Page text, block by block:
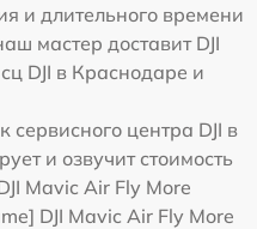
и длительного времени
мастер доставит DJI
DJI в Краснодаре и
центра DJI в
и озвучит стоимость
Mavic Air Fly More
DJI Mavic Air Fly More